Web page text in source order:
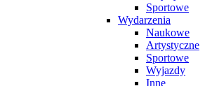
Sportowe
Wydarzenia
Naukowe
Artystyczne
Sportowe
Wyjazdy
Inne